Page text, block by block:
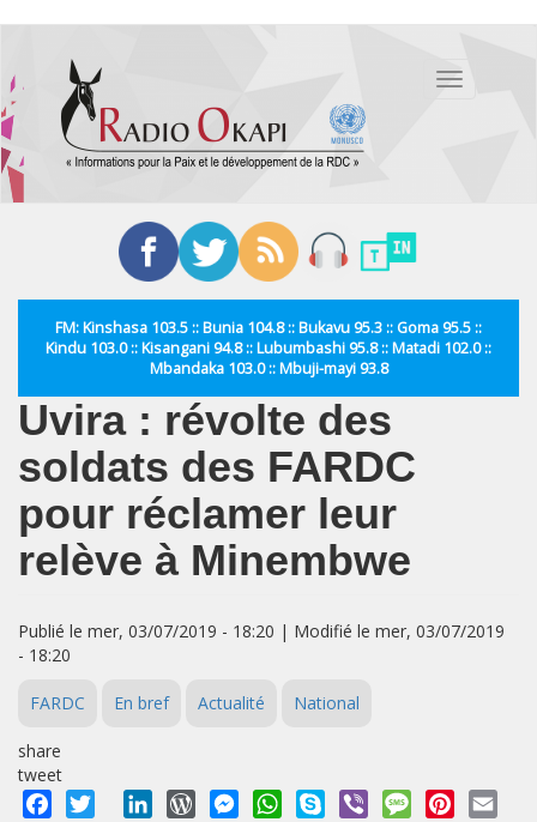
contenu
principal
Toggle
FM: Kinshasa 103.5 :: Bunia 104.8 :: Bukavu 95.3 :: Goma 95.5 ::
Kindu 103.0 :: Kisangani 94.8 :: Lubumbashi 95.8 :: Matadi 102.0 ::
Mbandaka 103.0 :: Mbuji-mayi 93.8
Uvira : révolte des
soldats des FARDC
pour réclamer leur
relève à Minembwe
Publié le mer, 03/07/2019 - 18:20 | Modifié le mer, 03/07/2019
- 18:20
FARDC En bref Actualité National
share
tweet
Facebook
Twitter LinkedInWordPressMessengerWhatsApp
Skype Viber MessagePinterest